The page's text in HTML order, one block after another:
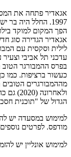
אגאדיר פתחה את
1997. החלל היה
הפך המקום למוקד
אגאדיר הגדירה סוג
לילית וסקסית עם
עדכני תל אביבי
בפרס ההמבורגר
כעשור ברציפות. כמו
מההמבורגרים הטובים
הגדול של "תוכנית
מודפס. לפרטים נוספים:
למימוש אונליין יש